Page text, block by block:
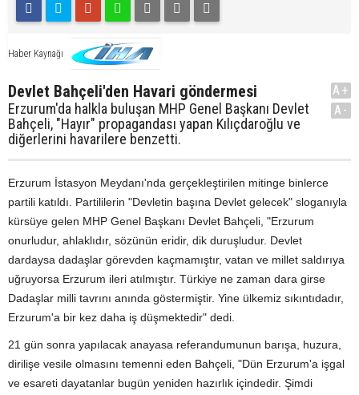
Haber Kaynağı
Devlet Bahçeli'den Havari göndermesi
Erzurum'da halkla buluşan MHP Genel Başkanı Devlet
Bahçeli, "Hayır" propagandası yapan Kılıçdaroğlu ve
diğerlerini havarilere benzetti.
A+
A-
Erzurum İstasyon Meydanı'nda gerçekleştirilen mitinge binlerce
partili katıldı. Partililerin "Devletin başına Devlet gelecek" sloganıyla
kürsüye gelen MHP Genel Başkanı Devlet Bahçeli, "Erzurum
onurludur, ahlaklıdır, sözünün eridir, dik duruşludur. Devlet
dardaysa dadaşlar görevden kaçmamıştır, vatan ve millet saldırıya
uğruyorsa Erzurum ileri atılmıştır. Türkiye ne zaman dara girse
Dadaşlar milli tavrını anında göstermiştir. Yine ülkemiz sıkıntıdadır,
Erzurum'a bir kez daha iş düşmektedir" dedi.
21 gün sonra yapılacak anayasa referandumunun barışa, huzura,
dirilişe vesile olmasını temenni eden Bahçeli, "Dün Erzurum'a işgal
ve esareti dayatanlar bugün yeniden hazırlık içindedir. Şimdi